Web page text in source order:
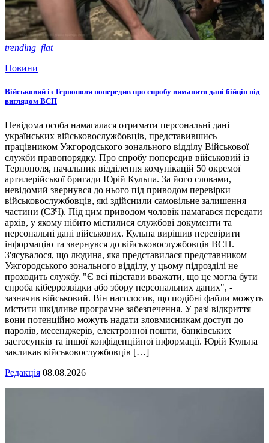
trending_flat
Новини
Військовий із Тернополя попередив про спробу виманити дані бійців під
виглядом ВСП
Невідома особа намагалася отримати персональні дані
українських військовослужбовців, представившись
працівником Ужгородського зонального відділу Військової
служби правопорядку. Про спробу попередив військовий із
Тернополя, начальник відділення комунікацій 50 окремої
артилерійської бригади Юрій Кульпа. За його словами,
невідомий звернувся до нього під приводом перевірки
військовослужбовців, які здійснили самовільне залишення
частини (СЗЧ). Під цим приводом чоловік намагався передати
архів, у якому нібито містилися службові документи та
персональні дані військових. Кульпа вирішив перевірити
інформацію та звернувся до військовослужбовців ВСП.
З'ясувалося, що людина, яка представилася представником
Ужгородського зонального відділу, у цьому підрозділі не
проходить службу. "Є всі підстави вважати, що це могла бути
спроба кіберрозвідки або збору персональних даних", -
зазначив військовий. Він наголосив, що подібні файли можуть
містити шкідливе програмне забезпечення. У разі відкриття
вони потенційно можуть надати зловмисникам доступ до
паролів, месенджерів, електронної пошти, банківських
застосунків та іншої конфіденційної інформації. Юрій Кульпа
закликав військовослужбовців […]
Редакція 08.08.2026